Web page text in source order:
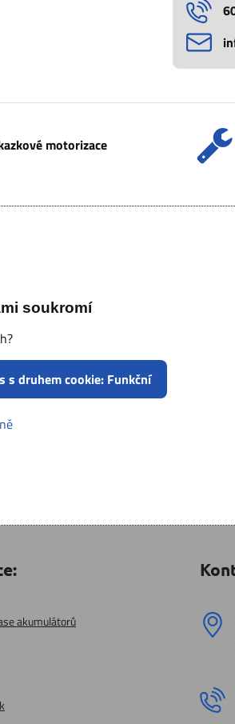
motorizace
soukromí
s druhem cookie: Funkční
akumulátorů